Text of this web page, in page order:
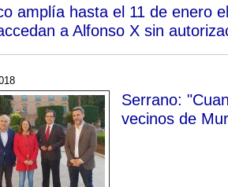
amplía hasta el 11 de enero
a Alfonso X sin
Serrano:
vecinos de